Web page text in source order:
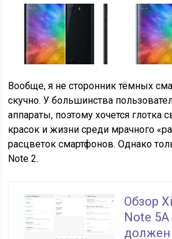
Вообще, я не сторонник тёмных
скучно. У большинства
аппараты, поэтому хочется глотка
красок и жизни среди мрачного
расцветок смартфонов. Однако
Note 2.
Обзор
Note